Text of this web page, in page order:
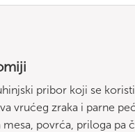
pribor koji se
vrućeg zraka i parne
povrća, priloga pa